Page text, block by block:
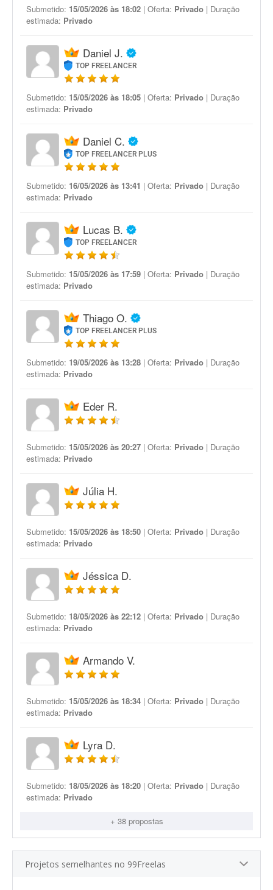
Submetido: 15/05/2026 às 18:02 | Oferta: Privado | Duração
estimada: Privado
Daniel J.
TOP FREELANCER
Submetido: 15/05/2026 às 18:05 | Oferta: Privado | Duração
estimada: Privado
Daniel C.
TOP FREELANCER PLUS
Submetido: 16/05/2026 às 13:41 | Oferta: Privado | Duração
estimada: Privado
Lucas B.
TOP FREELANCER
Submetido: 15/05/2026 às 17:59 | Oferta: Privado | Duração
estimada: Privado
Thiago O.
TOP FREELANCER PLUS
Submetido: 19/05/2026 às 13:28 | Oferta: Privado | Duração
estimada: Privado
Eder R.
Submetido: 15/05/2026 às 20:27 | Oferta: Privado | Duração
estimada: Privado
Júlia H.
Submetido: 15/05/2026 às 18:50 | Oferta: Privado | Duração
estimada: Privado
Jéssica D.
Submetido: 18/05/2026 às 22:12 | Oferta: Privado | Duração
estimada: Privado
Armando V.
Submetido: 15/05/2026 às 18:34 | Oferta: Privado | Duração
estimada: Privado
Lyra D.
Submetido: 18/05/2026 às 18:20 | Oferta: Privado | Duração
estimada: Privado
+ 38 propostas
Projetos semelhantes no 99Freelas